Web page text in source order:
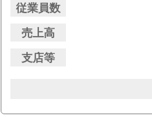
従業員数
売上高
支店等